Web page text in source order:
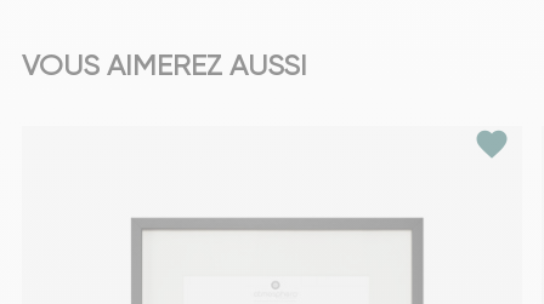
VOUS AIMEREZ AUSSI
favorite